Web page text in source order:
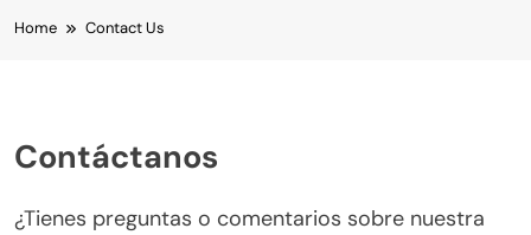
toHome Contact Us
Contáctanos
¿Tienes preguntas o comentarios sobre nuestra